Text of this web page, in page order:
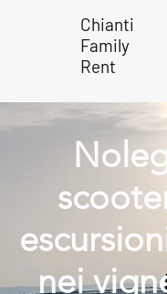
Chianti
Family
Rent
nei